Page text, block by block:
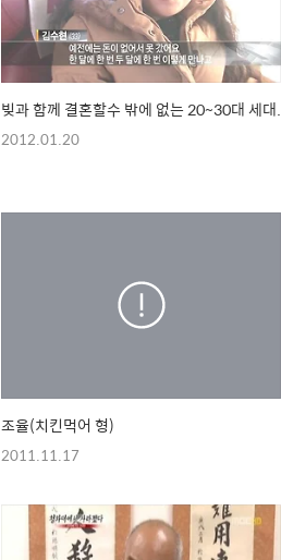
빚과 함께 결혼할수 밖에 없는 20~30대 세대.
2012.01.20
조율(치킨먹어 형)
2011.11.17